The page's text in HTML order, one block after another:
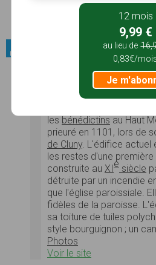
attaque ennemie…
Voir le site
Patrimoine bâti /
Abbaye Saint-Martin
église Saint-Martin, à
département de la Loire,
les bénédictins au Haut
prieuré en 1101, lors de
de Cluny. L'édifice actuel
les restes d'une
construite au XI e siècle
détruite par un incendie
que l'église paroissiale.
fidèles de la paroisse.
sa toiture de tuiles
style bourguignon ; un
Photos
Voir le site
12 mois
9,99 €
au lieu de
0,83€/
Je